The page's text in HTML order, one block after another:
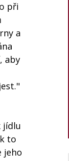
při
a
aby
jídlu
to
jeho